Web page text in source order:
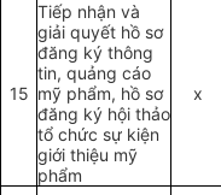
15
Tiếp nhận và
giải quyết hồ sơ
đăng ký thông
tin, quảng cáo
mỹ phẩm, hồ sơ
đăng ký hội thảo
tổ chức sự kiện
giới thiệu mỹ
phẩm
x